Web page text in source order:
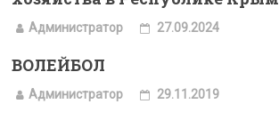
Администратор 27.09.2024
ВОЛЕЙБОЛ
Администратор 29.11.2019